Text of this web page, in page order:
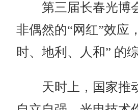
第三届长春光博
非偶然的“网红”效应
时、地利、人和” 的
天时上，国家推